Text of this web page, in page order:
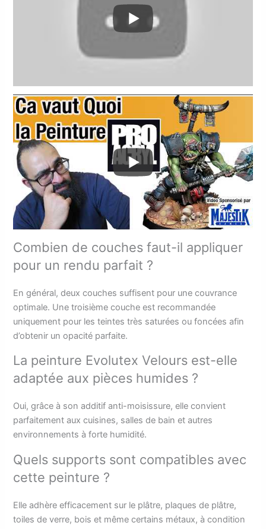
Combien de couches faut-il appliquer
pour un rendu parfait ?
En général, deux couches suffisent pour une couvrance
optimale. Une troisième couche est recommandée
uniquement pour les teintes très saturées ou foncées afin
d’obtenir un opacité parfaite.
La peinture Evolutex Velours est-elle
adaptée aux pièces humides ?
Oui, grâce à son additif anti-moisissure, elle convient
parfaitement aux cuisines, salles de bain et autres
environnements à forte humidité.
Quels supports sont compatibles avec
cette peinture ?
Elle adhère efficacement sur le plâtre, plaques de plâtre,
toiles de verre, bois et même certains métaux, à condition